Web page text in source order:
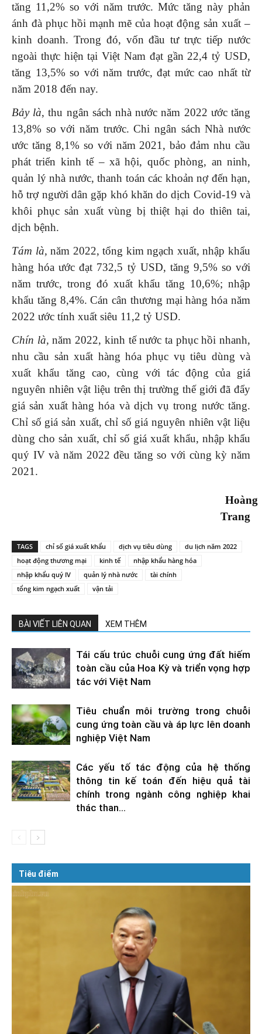
tăng 11,2% so với năm trước. Mức tăng này phản
ánh đà phục hồi mạnh mẽ của hoạt động sản xuất –
kinh doanh. Trong đó, vốn đầu tư trực tiếp nước
ngoài thực hiện tại Việt Nam đạt gần 22,4 tỷ USD,
tăng 13,5% so với năm trước, đạt mức cao nhất từ
năm 2018 đến nay.
Bảy là, thu ngân sách nhà nước năm 2022 ước tăng
13,8% so với năm trước. Chi ngân sách Nhà nước
ước tăng 8,1% so với năm 2021, bảo đảm nhu cầu
phát triển kinh tế – xã hội, quốc phòng, an ninh,
quản lý nhà nước, thanh toán các khoản nợ đến hạn,
hỗ trợ người dân gặp khó khăn do dịch Covid-19 và
khôi phục sản xuất vùng bị thiệt hại do thiên tai,
dịch bệnh.
Tám là,năm 2022, tổng kim ngạch xuất, nhập khẩu
hàng hóa ước đạt 732,5 tỷ USD, tăng 9,5% so với
năm trước, trong đó xuất khẩu tăng 10,6%; nhập
khẩu tăng 8,4%. Cán cân thương mại hàng hóa năm
2022 ước tính xuất siêu 11,2 tỷ USD.
Chín là,năm 2022, kinh tế nước ta phục hồi nhanh,
nhu cầu sản xuất hàng hóa phục vụ tiêu dùng và
xuất khẩu tăng cao, cùng với tác động của giá
nguyên nhiên vật liệu trên thị trường thế giới đã đẩy
giá sản xuất hàng hóa và dịch vụ trong nước tăng.
Chỉ số giá sản xuất, chỉ số giá nguyên nhiên vật liệu
dùng cho sản xuất, chỉ số giá xuất khẩu, nhập khẩu
quý IV và năm 2022 đều tăng so với cùng kỳ năm
2021.
Hoàng
Trang
TAGS chỉ số giá xuất khẩu dịch vụ tiêu dùng
du lịch năm 2022
hoạt động thương mại
kinh tế
nhập khẩu hàng hóa
nhập khẩu quý IV
quản lý nhà nước
tài chính
tổng kim ngạch xuất
vận tải
BÀI VIẾT LIÊN QUAN XEM THÊM
Tái cấu trúc chuỗi cung ứng đất hiếm
toàn cầu của Hoa Kỳ và triển vọng hợp
tác với Việt Nam
Tiêu chuẩn môi trường trong chuỗi
cung ứng toàn cầu và áp lực lên doanh
nghiệp Việt Nam
Các yếu tố tác động của hệ thống
thông tin kế toán đến hiệu quả tài
chính trong ngành công nghiệp khai
thác than...
Tiêu điểm